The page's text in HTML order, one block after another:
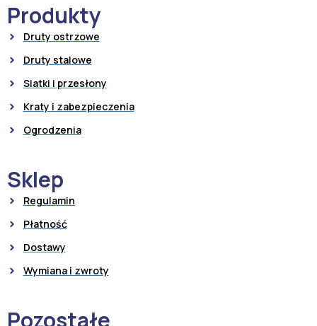
Produkty
Druty ostrzowe
Druty stalowe
Siatki i przesłony
Kraty i zabezpieczenia
Ogrodzenia
Sklep
Regulamin
Płatność
Dostawy
Wymiana i zwroty
Pozostałe